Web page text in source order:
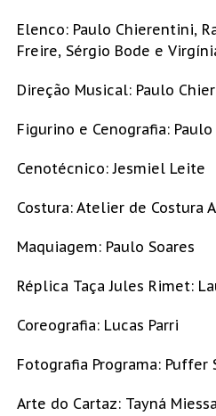
Elenco: Paulo Chierentini,
Freire, Sérgio Bode e
Direção Musical: Paulo
Figurino e Cenografia:
Cenotécnico: Jesmiel Leite
Costura: Atelier de Costura
Maquiagem: Paulo Soares
Réplica Taça Jules Rimet:
Coreografia: Lucas Parri
Fotografia Programa: Puffer
Arte do Cartaz: Tayná Miessa